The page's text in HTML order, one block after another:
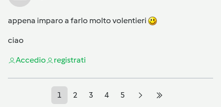
appena imparo a farlo molto volentieri
ciao
Accedio registrati
1 2 3 4 5